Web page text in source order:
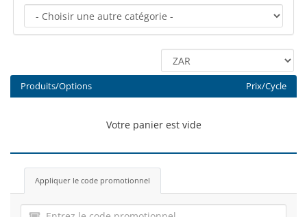
Produits/Options Prix/Cycle
Votre panier est vide
Appliquer le code promotionnel